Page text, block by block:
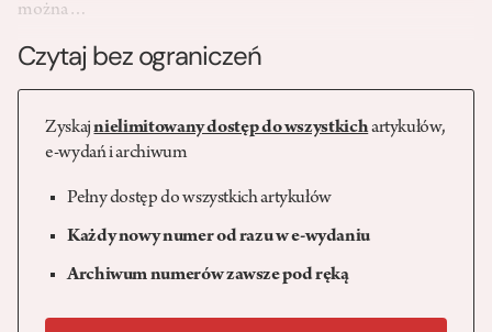
można…
Czytaj bez ograniczeń
Zyskajnielimitowany dostęp do wszystkichartykułów,
e-wydań i archiwum
Pełny dostęp do wszystkich artykułów
Każdy nowy numer od razu w e-wydaniu
Archiwum numerów zawsze pod ręką